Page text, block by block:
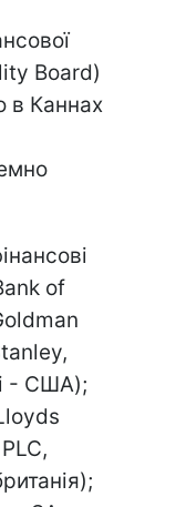
Board)
в Каннах
of
- США);